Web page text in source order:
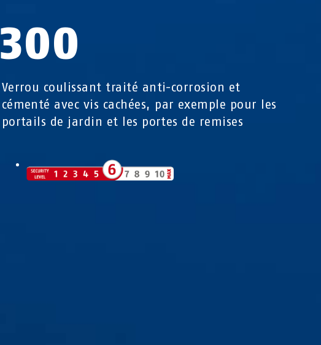
300
Verrou coulissant traité anti-corrosion et
cémenté avec vis cachées, par exemple pour les
portails de jardin et les portes de remises